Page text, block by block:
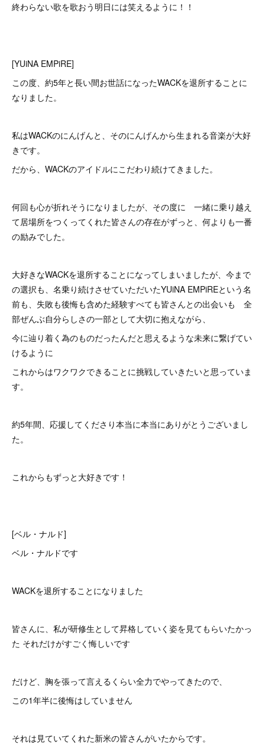
終わらない歌を歌おう明日には笑えるように！！
[YUiNA EMPiRE]
この度、約5年と長い間お世話になったWACKを退所することに
なりました。
私はWACKのにんげんと、そのにんげんから生まれる音楽が大好
きです。
だから、WACKのアイドルにこだわり続けてきました。
何回も心が折れそうになりましたが、その度に 一緒に乗り越え
て居場所をつくってくれた皆さんの存在がずっと、何よりも一番
の励みでした。
大好きなWACKを退所することになってしまいましたが、今まで
の選択も、名乗り続けさせていただいたYUiNA EMPiREという名
前も、失敗も後悔も含めた経験すべても皆さんとの出会いも 全
部ぜんぶ自分らしさの一部として大切に抱えながら、
今に辿り着く為のものだったんだと思えるような未来に繋げてい
けるように
これからはワクワクできることに挑戦していきたいと思っていま
す。
約5年間、応援してくださり本当に本当にありがとうございまし
た。
これからもずっと大好きです！
[ベル・ナルド]
ベル・ナルドです
WACKを退所することになりました
皆さんに、私が研修生として昇格していく姿を見てもらいたかっ
た それだけがすごく悔しいです
だけど、胸を張って言えるくらい全力でやってきたので、
この1年半に後悔はしていません
それは見ていてくれた新米の皆さんがいたからです。